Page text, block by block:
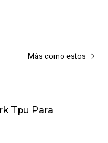
Más como estos
Tpu Para